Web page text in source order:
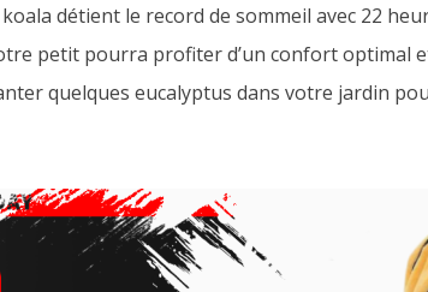
détient le record de sommeil avec 22
petit pourra profiter d’un confort optimal
quelques eucalyptus dans votre jardin